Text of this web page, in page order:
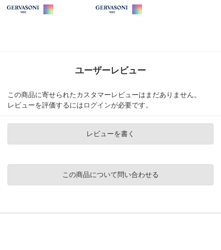
ユーザーレビュー
この商品に寄せられたカスタマーレビューはまだありません。
レビューを評価するにはログインが必要です。
レビューを書く
この商品について問い合わせる